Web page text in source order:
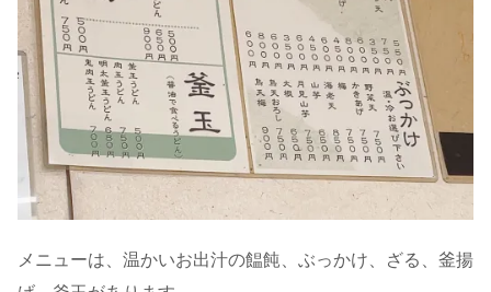
メニューは、温かいお出汁の饂飩、ぶっかけ、ざる、釜揚